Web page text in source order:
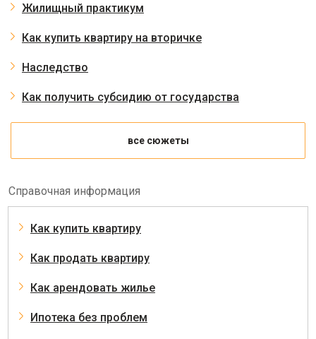
Жилищный практикум
Как купить квартиру на вторичке
Наследство
Как получить субсидию от государства
все сюжеты
Справочная информация
Как купить квартиру
Как продать квартиру
Как арендовать жилье
Ипотека без проблем